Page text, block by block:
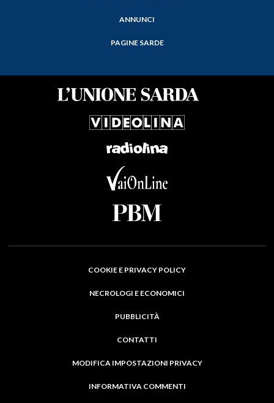
ANNUNCI
PAGINE SARDE
COOKIE E PRIVACY POLICY
NECROLOGI E ECONOMICI
PUBBLICITÀ
CONTATTI
MODIFICA IMPOSTAZIONI PRIVACY
INFORMATIVA COMMENTI